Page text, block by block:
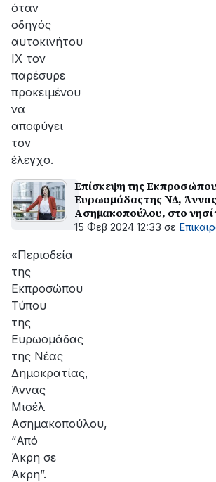
όταν
οδηγός
αυτοκινήτου
ΙΧ τον
παρέσυρε
προκειμένου
να
αποφύγει
τον
έλεγχο.
Επίσκεψη της
Ευρωομάδας της ΝΔ,
Ασημακοπούλου, στο νησί
15 Φεβ 2024 12:33 σε
«Περιοδεία
της
Εκπροσώπου
Τύπου
της
Ευρωομάδας
της Νέας
Δημοκρατίας,
Άννας
Μισέλ
Ασημακοπούλου,
“Από
Άκρη σε
Άκρη”.